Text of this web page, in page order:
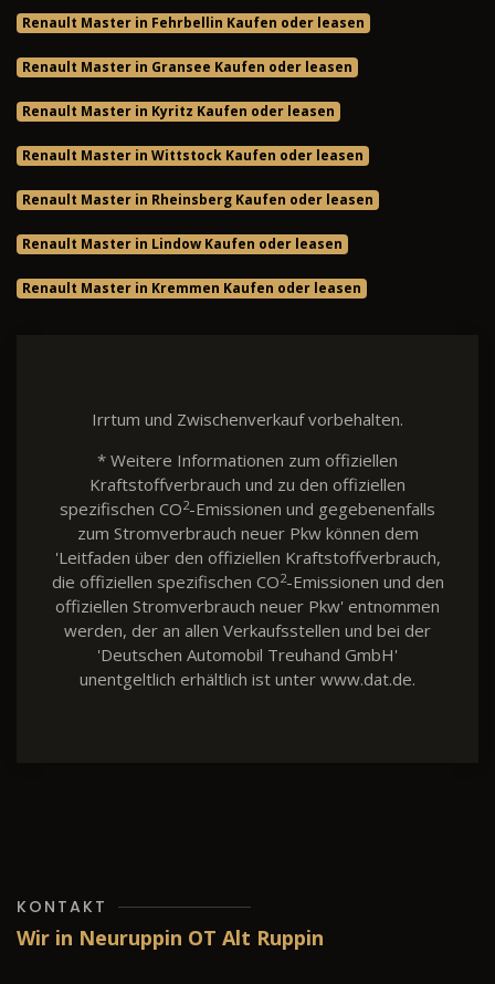
Renault Master in Fehrbellin Kaufen oder leasen
Renault Master in Gransee Kaufen oder leasen
Renault Master in Kyritz Kaufen oder leasen
Renault Master in Wittstock Kaufen oder leasen
Renault Master in Rheinsberg Kaufen oder leasen
Renault Master in Lindow Kaufen oder leasen
Renault Master in Kremmen Kaufen oder leasen
Irrtum und Zwischenverkauf vorbehalten.
* Weitere Informationen zum offiziellen
Kraftstoffverbrauch und zu den offiziellen
spezifischen CO2-Emissionen und gegebenenfalls
zum Stromverbrauch neuer Pkw können dem
'Leitfaden über den offiziellen Kraftstoffverbrauch,
die offiziellen spezifischen CO2-Emissionen und den
offiziellen Stromverbrauch neuer Pkw' entnommen
werden, der an allen Verkaufsstellen und bei der
'Deutschen Automobil Treuhand GmbH'
unentgeltlich erhältlich ist unter www.dat.de.
KONTAKT
Wir in Neuruppin OT Alt Ruppin